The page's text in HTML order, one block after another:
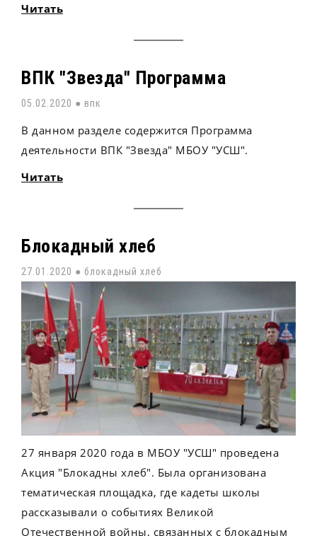
Читать
ВПК "Звезда" Программа
05.02.2020 ● впк
В данном разделе содержится Программа
деятельности ВПК "Звезда" МБОУ "УСШ".
Читать
Блокадный хлеб
27.01.2020 ● блокадный хлеб
27 января 2020 года в МБОУ "УСШ" проведена
Акция "Блокадны хлеб". Была организована
тематическая площадка, где кадеты школы
рассказывали о событиях Великой
Отечественной войны, связанных с блокадным